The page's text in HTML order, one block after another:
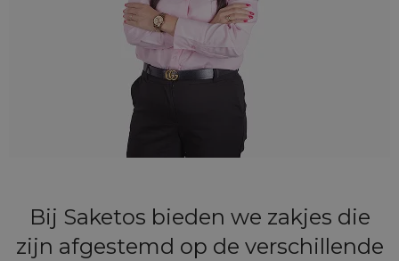
Bij Saketos bieden we zakjes die
zijn afgestemd op de verschillende